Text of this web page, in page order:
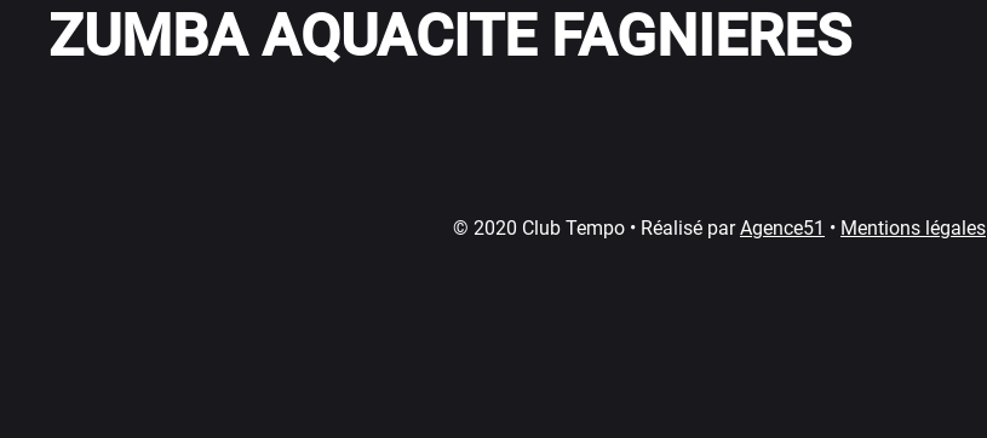
ZUMBA AQUACITE FAGNIERES
© 2020 Club Tempo • Réalisé parAgence51 • Mentions légales